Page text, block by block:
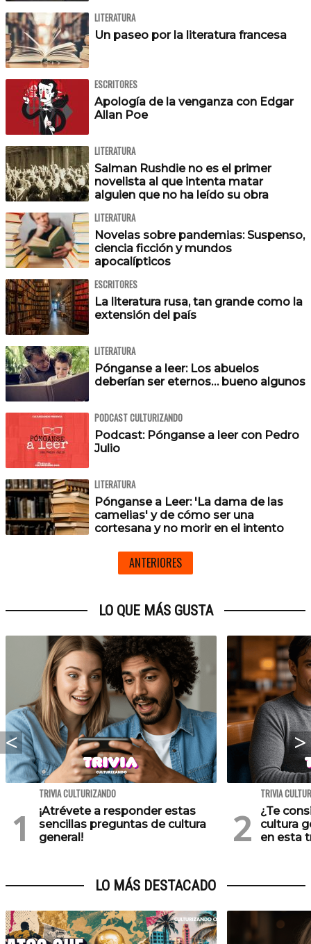
LITERATURA
Un paseo por la literatura francesa
ESCRITORES
Apología de la venganza con Edgar
Allan Poe
LITERATURA
Salman Rushdie no es el primer
novelista al que intenta matar
alguien que no ha leído su obra
LITERATURA
Novelas sobre pandemias: Suspenso,
ciencia ficción y mundos
apocalípticos
ESCRITORES
La literatura rusa, tan grande como la
extensión del país
LITERATURA
Pónganse a leer: Los abuelos
deberían ser eternos… bueno algunos
PODCAST CULTURIZANDO
Podcast: Pónganse a leer con Pedro
Julio
LITERATURA
Pónganse a Leer: 'La dama de las
camelias' y de cómo ser una
cortesana y no morir en el intento
ANTERIORES
LO QUE MÁS GUSTA
TRIVIA CULTURIZANDO
¡Atrévete a responder estas
sencillas preguntas de cultura
general!
TRIVIA
¿Te
cultura
en esta
LO MÁS DESTACADO